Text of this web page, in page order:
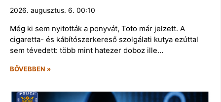
2026. augusztus. 6. 00:10
Még ki sem nyitották a ponyvát, Toto már jelzett. A
cigaretta- és kábítószerkereső szolgálati kutya ezúttal
sem tévedett: több mint hatezer doboz ille…
BŐVEBBEN »